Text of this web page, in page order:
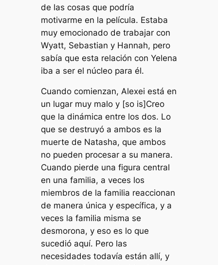
de las cosas que podría
motivarme en la película. Estaba
muy emocionado de trabajar con
Wyatt, Sebastian y Hannah, pero
sabía que esta relación con Yelena
iba a ser el núcleo para él.
Cuando comienzan, Alexei está en
un lugar muy malo y [so is]Creo
que la dinámica entre los dos. Lo
que se destruyó a ambos es la
muerte de Natasha, que ambos
no pueden procesar a su manera.
Cuando pierde una figura central
en una familia, a veces los
miembros de la familia reaccionan
de manera única y específica, y a
veces la familia misma se
desmorona, y eso es lo que
sucedió aquí. Pero las
necesidades todavía están allí, y